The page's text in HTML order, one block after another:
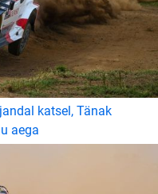
katsel, Tänak
aega